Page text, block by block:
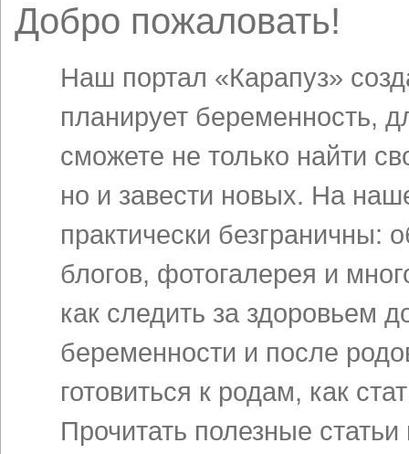
Добро пожаловать!
Наш портал «Карапуз»
планирует беременность,
сможете не только найти
но и завести новых. На
практически
блогов, фотогалерея и
как следить за здоровьем
беременности и после
готовиться к родам, как
Прочитать полезные